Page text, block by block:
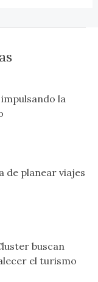
la
de planear viajes
buscan
el turismo